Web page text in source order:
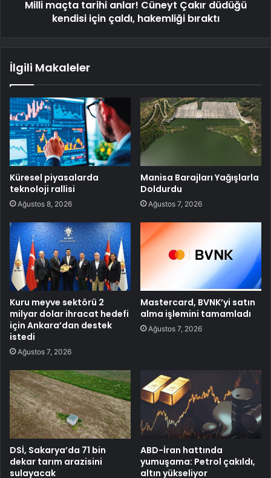
Milli maçta tarihi anlar! Cüneyt Çakır düdüğü
kendisi için çaldı, hakemliği bıraktı
İlgili Makaleler
Küresel piyasalarda
teknoloji rallisi
Ağustos 8, 2026
Manisa Barajları Yağışlarla
Doldurdu
Ağustos 7, 2026
Kuru meyve sektörü 2
milyar dolar ihracat hedefi
için Ankara’dan destek
istedi
Ağustos 7, 2026
Mastercard, BVNK’yi satın
alma işlemini tamamladı
Ağustos 7, 2026
DSİ, Sakarya’da 71 bin
dekar tarım arazisini
sulayacak
ABD-İran hattında
yumuşama: Petrol çakıldı,
altın yükseliyor